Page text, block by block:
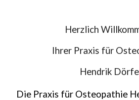
Herzlich
Ihrer Praxis für
Hendrik
Die Praxis für Osteopathie